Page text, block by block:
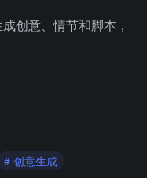
创意、情节和脚本，
# 创意生成